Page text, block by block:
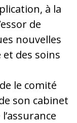
à la
de
nouvelles
des soins
le comité
son cabinet